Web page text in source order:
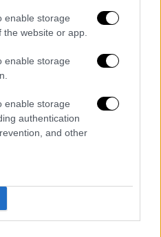
enable storage
website or app.
enable storage
enable storage
authentication
and other
και επίσημα την
άρθρα